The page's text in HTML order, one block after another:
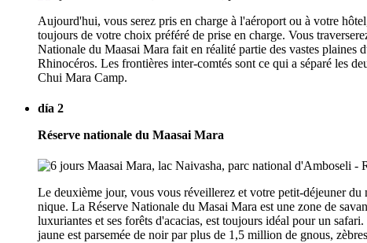
Aujourd'hui, vous serez pris en charge à l'aéroport ou à votre
toujours de votre choix préféré de prise en charge. Vous
Nationale du Maasai Mara fait en réalité partie des vastes
Rhinocéros. Les frontières inter-comtés sont ce qui a séparé les
Chui Mara Camp.
día 2
Réserve nationale du Maasai Mara
Le deuxième jour, vous vous réveillerez et votre petit-déjeuner
nique. La Réserve Nationale du Masai Mara est une zone de
luxuriantes et ses forêts d'acacias, est toujours idéal pour un
jaune est parsemée de noir par plus de 1,5 million de gnous,